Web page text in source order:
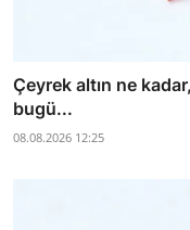
Çeyrek altın ne
bugü...
08.08.2026 12:25